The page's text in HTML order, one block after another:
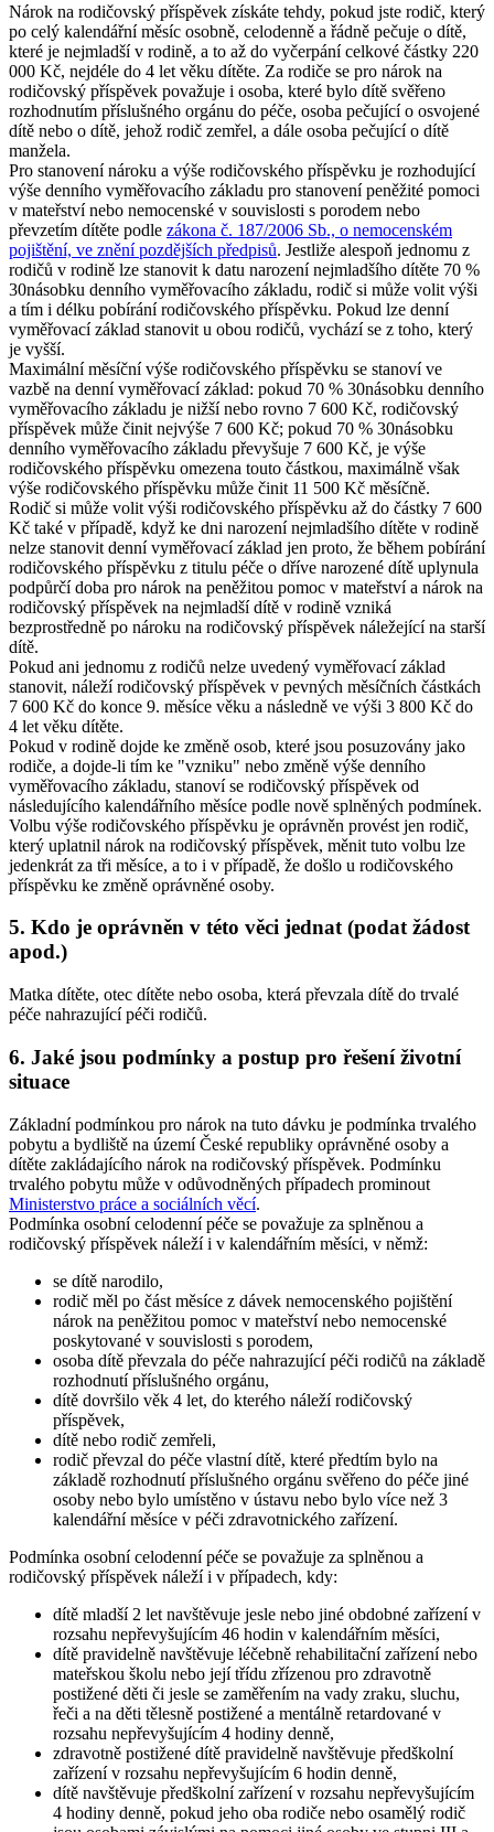
Nárok na rodičovský příspěvek získáte tehdy, pokud jste rodič, který
po celý kalendářní měsíc osobně, celodenně a řádně pečuje o dítě,
které je nejmladší v rodině, a to až do vyčerpání celkové částky 220
000 Kč, nejdéle do 4 let věku dítěte. Za rodiče se pro nárok na
rodičovský příspěvek považuje i osoba, které bylo dítě svěřeno
rozhodnutím příslušného orgánu do péče, osoba pečující o osvojené
dítě nebo o dítě, jehož rodič zemřel, a dále osoba pečující o dítě
manžela.
Pro stanovení nároku a výše rodičovského příspěvku je rozhodující
výše denního vyměřovacího základu pro stanovení peněžité pomoci
v mateřství nebo nemocenské v souvislosti s porodem nebo
převzetím dítěte podle zákona č. 187/2006 Sb., o nemocenském
pojištění, ve znění pozdějších předpisů. Jestliže alespoň jednomu z
rodičů v rodině lze stanovit k datu narození nejmladšího dítěte 70 %
30násobku denního vyměřovacího základu, rodič si může volit výši
a tím i délku pobírání rodičovského příspěvku. Pokud lze denní
vyměřovací základ stanovit u obou rodičů, vychází se z toho, který
je vyšší.
Maximální měsíční výše rodičovského příspěvku se stanoví ve
vazbě na denní vyměřovací základ: pokud 70 % 30násobku denního
vyměřovacího základu je nižší nebo rovno 7 600 Kč, rodičovský
příspěvek může činit nejvýše 7 600 Kč; pokud 70 % 30násobku
denního vyměřovacího základu převyšuje 7 600 Kč, je výše
rodičovského příspěvku omezena touto částkou, maximálně však
výše rodičovského příspěvku může činit 11 500 Kč měsíčně.
Rodič si může volit výši rodičovského příspěvku až do částky 7 600
Kč také v případě, když ke dni narození nejmladšího dítěte v rodině
nelze stanovit denní vyměřovací základ jen proto, že během pobírání
rodičovského příspěvku z titulu péče o dříve narozené dítě uplynula
podpůrčí doba pro nárok na peněžitou pomoc v mateřství a nárok na
rodičovský příspěvek na nejmladší dítě v rodině vzniká
bezprostředně po nároku na rodičovský příspěvek náležející na starší
dítě.
Pokud ani jednomu z rodičů nelze uvedený vyměřovací základ
stanovit, náleží rodičovský příspěvek v pevných měsíčních částkách
7 600 Kč do konce 9. měsíce věku a následně ve výši 3 800 Kč do
4 let věku dítěte.
Pokud v rodině dojde ke změně osob, které jsou posuzovány jako
rodiče, a dojde-li tím ke "vzniku" nebo změně výše denního
vyměřovacího základu, stanoví se rodičovský příspěvek od
následujícího kalendářního měsíce podle nově splněných podmínek.
Volbu výše rodičovského příspěvku je oprávněn provést jen rodič,
který uplatnil nárok na rodičovský příspěvek, měnit tuto volbu lze
jedenkrát za tři měsíce, a to i v případě, že došlo u rodičovského
příspěvku ke změně oprávněné osoby.
5. Kdo je oprávněn v této věci jednat (podat žádost
apod.)
Matka dítěte, otec dítěte nebo osoba, která převzala dítě do trvalé
péče nahrazující péči rodičů.
6. Jaké jsou podmínky a postup pro řešení životní
situace
Základní podmínkou pro nárok na tuto dávku je podmínka trvalého
pobytu a bydliště na území České republiky oprávněné osoby a
dítěte zakládajícího nárok na rodičovský příspěvek. Podmínku
trvalého pobytu může v odůvodněných případech prominout
Ministerstvo práce a sociálních věcí.
Podmínka osobní celodenní péče se považuje za splněnou a
rodičovský příspěvek náleží i v kalendářním měsíci, v němž:
se dítě narodilo,
rodič měl po část měsíce z dávek nemocenského pojištění
nárok na peněžitou pomoc v mateřství nebo nemocenské
poskytované v souvislosti s porodem,
osoba dítě převzala do péče nahrazující péči rodičů na základě
rozhodnutí příslušného orgánu,
dítě dovršilo věk 4 let, do kterého náleží rodičovský
příspěvek,
dítě nebo rodič zemřeli,
rodič převzal do péče vlastní dítě, které předtím bylo na
základě rozhodnutí příslušného orgánu svěřeno do péče jiné
osoby nebo bylo umístěno v ústavu nebo bylo více než 3
kalendářní měsíce v péči zdravotnického zařízení.
Podmínka osobní celodenní péče se považuje za splněnou a
rodičovský příspěvek náleží i v případech, kdy:
dítě mladší 2 let navštěvuje jesle nebo jiné obdobné zařízení v
rozsahu nepřevyšujícím 46 hodin v kalendářním měsíci,
dítě pravidelně navštěvuje léčebně rehabilitační zařízení nebo
mateřskou školu nebo její třídu zřízenou pro zdravotně
postižené děti či jesle se zaměřením na vady zraku, sluchu,
řeči a na děti tělesně postižené a mentálně retardované v
rozsahu nepřevyšujícím 4 hodiny denně,
zdravotně postižené dítě pravidelně navštěvuje předškolní
zařízení v rozsahu nepřevyšujícím 6 hodin denně,
dítě navštěvuje předškolní zařízení v rozsahu nepřevyšujícím
4 hodiny denně, pokud jeho oba rodiče nebo osamělý rodič